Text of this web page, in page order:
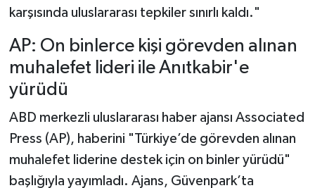
karşısında uluslararası tepkiler sınırlı kaldı."
AP: On binlerce kişi görevden alınan
muhalefet lideri ile Anıtkabir'e
yürüdü
ABD merkezli uluslararası haber ajansı Associated
Press (AP), haberini "Türkiye’de görevden alınan
muhalefet liderine destek için on binler yürüdü"
başlığıyla yayımladı. Ajans, Güvenpark’ta